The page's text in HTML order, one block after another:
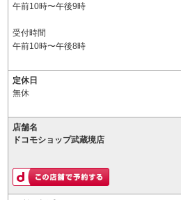
午前10時〜午後9時
受付時間
午前10時〜午後8時
定休日
無休
店舗名
ドコモショップ武蔵境店